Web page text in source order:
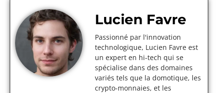
Lucien Favre
Passionné par l'innovation
technologique, Lucien Favre est
un expert en hi-tech qui se
spécialise dans des domaines
variés tels que la domotique, les
crypto-monnaies, et les